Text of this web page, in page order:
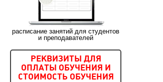
расписание занятий для студентов
и преподавателей
РЕКВИЗИТЫ ДЛЯ
ОПЛАТЫ ОБУЧЕНИЯ И
СТОИМОСТЬ ОБУЧЕНИЯ